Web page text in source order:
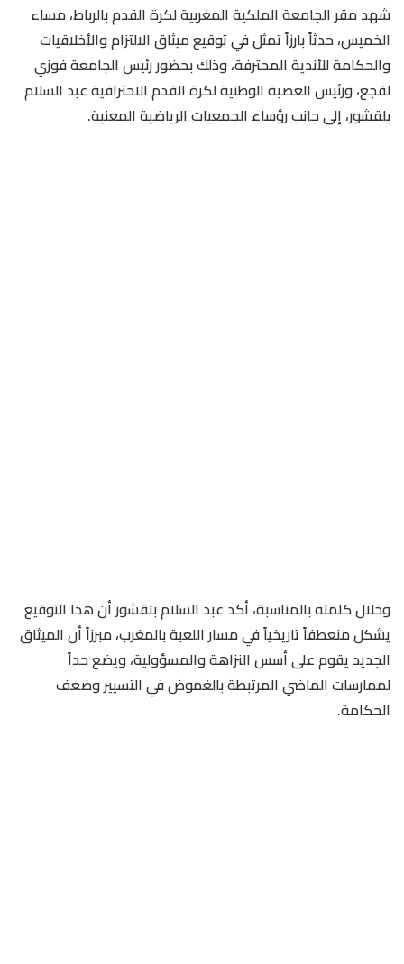
شهد مقر الجامعة الملكية المغربية لكرة القدم بالرباط، مساء
الخميس، حدثاً بارزاً تمثل في توقيع ميثاق الالتزام والأخلاقيات
والحكامة للأندية المحترفة، وذلك بحضور رئيس الجامعة فوزي
لقجع، ورئيس العصبة الوطنية لكرة القدم الاحترافية عبد السلام
بلقشور، إلى جانب رؤساء الجمعيات الرياضية المعنية.
وخلال كلمته بالمناسبة، أكد عبد السلام بلقشور أن هذا التوقيع
يشكل منعطفاً تاريخياً في مسار اللعبة بالمغرب، مبرزاً أن الميثاق
الجديد يقوم على أسس النزاهة والمسؤولية، ويضع حداً
لممارسات الماضي المرتبطة بالغموض في التسيير وضعف
الحكامة.